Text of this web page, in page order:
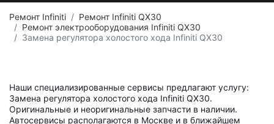
Ремонт Infiniti
Ремонт Infiniti QX30
Ремонт электрооборудования Infiniti QX30
Замена регулятора холостого хода Infiniti QX30
Наши специализированные сервисы предлагают услугу:
Замена регулятора холостого хода Infiniti QX30.
Оригинальные и неоригинальные запчасти в наличии.
Автосервисы располагаются в Москве и в ближайшем